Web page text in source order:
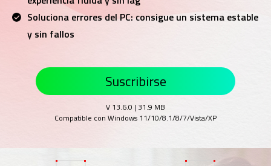
Soluciona errores del PC: consigue un sistema estable
y sin fallos
Suscribirse
V 13.6.0 | 31.9 MB
Compatible con Windows 11/10/8.1/8/7/Vista/XP